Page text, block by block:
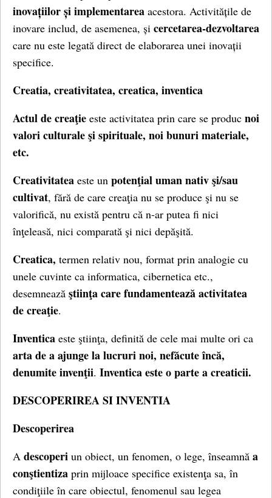
inovațiilor și implementarea acestora. Activitățile de
inovare includ, de asemenea, și cercetarea-dezvoltarea
care nu este legată direct de elaborarea unei inovații
specifice.
Creatia, creativitatea, creatica, inventica
Actul de creaţie este activitatea prin care se produc noi
valori culturale şi spirituale, noi bunuri materiale,
etc.
Creativitatea este un potenţial uman nativ şi/sau
cultivat, fără de care creaţia nu se produce şi nu se
valorifică, nu există pentru că n-ar putea fi nici
înţeleasă, nici comparată şi nici depăşită.
Creatica, termen relativ nou, format prin analogie cu
unele cuvinte ca informatica, cibernetica etc.,
desemnează ştiinţa care fundamentează activitatea
de creaţie.
Inventica este ştiinţa, definită de cele mai multe ori ca
arta de a ajunge la lucruri noi, nefăcute încă,
denumite invenţii. Inventica este o parte a creaticii.
DESCOPERIREA SI INVENTIA
Descoperirea
A descoperi un obiect, un fenomen, o lege, înseamnă a
conştientiza prin mijloace specifice existenţa sa, în
condiţiile în care obiectul, fenomenul sau legea